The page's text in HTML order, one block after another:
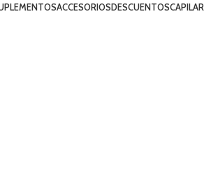
ACCESORIOSDESCUENTOSCAPILAR